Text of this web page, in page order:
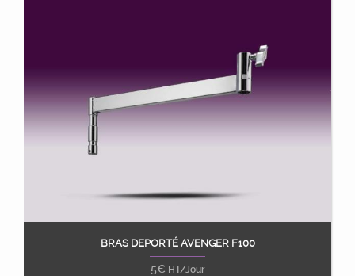
Ajouter au panier
BRAS DEPORTÉ AVENGER F100
5€ HT/Jour